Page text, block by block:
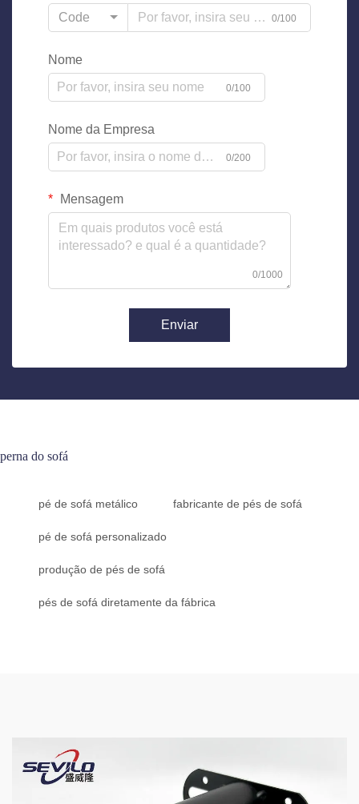
Code 0/100
Nome
0/100
Nome da Empresa
0/200
Mensagem
0/1000
Enviar
perna do sofá
pé de sofá metálico fabricante de pés de sofá
pé de sofá personalizado
produção de pés de sofá
pés de sofá diretamente da fábrica